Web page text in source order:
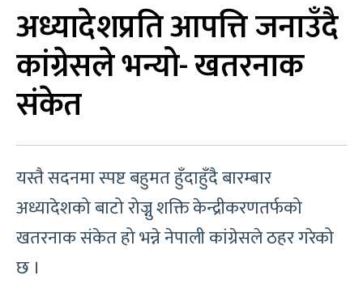
अध्यादेशप्रति आपत्ति जनाउँदै
कांग्रेसले भन्यो- खतरनाक
संकेत
यस्तै सदनमा स्पष्ट बहुमत हुँदाहुँदै बारम्बार
अध्यादेशको बाटो रोज्नु शक्ति केन्द्रीकरणतर्फको
खतरनाक संकेत हो भन्ने नेपाली कांग्रेसले ठहर गरेको
छ ।